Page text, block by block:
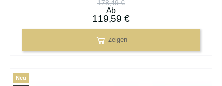
178,49 €
Ab
119,59 €
Zeigen
Neu